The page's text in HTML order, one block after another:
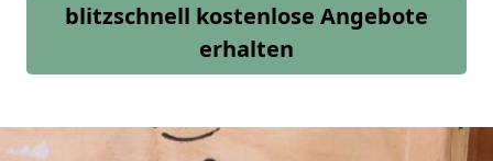
blitzschnell kostenlose Angebote
erhalten